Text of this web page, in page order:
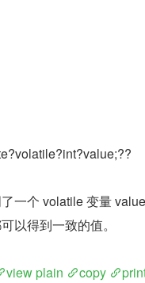
一个 volatile 变量
以得到一致的值。
view plain copy